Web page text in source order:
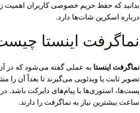
بدانید که حفظ حریم خصوصی کاربران اهمیت
درباره اسکرین شات‌ها دارد.
نماگرفت اینستا
نماگرفت اینستا به عملی گفته می‌شود که در آن
تصویر ثابت یا ویدئویی می‌گیرند تا بعداً آن را
ساعت بیشترین نیاز به نماگرفت را دارند.